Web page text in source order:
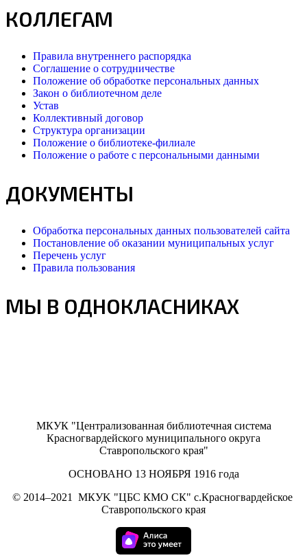
КОЛЛЕГАМ
Правила внутреннего распорядка
Соглашение о сотрудничестве
Положение об обработке персональных данных
Закон о библиотечном деле
Устав
Коллективный договор
Структура организации
Положение о библиотеке-филиале
Положение о работе с персональными данными
ДОКУМЕНТЫ
Обработка персональных данных пользователей сайта
Постановление об оказании муниципальных услуг
Перечень услуг
Правила пользования
МЫ В ОДНОКЛАСНИКАХ
МКУК "Централизованная библиотечная система
Красногвардейского муниципального округа
Ставропольского края"
ОСНОВАНО 13 НОЯБРЯ 1916 года
© 2014–2021
МКУK "ЦБС КМО СК" с.Красногвардейское
Ставропольского края